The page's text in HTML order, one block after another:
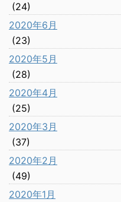
(24)
2020年6月
(23)
2020年5月
(28)
2020年4月
(25)
2020年3月
(37)
2020年2月
(49)
2020年1月